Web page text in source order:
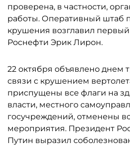
проверена, в частности,
работы. Оперативный штаб
крушения возглавил
Роснефти Эрик Лирон.
22 октября объявлено днем
связи с крушением
приспущены все флаги на
власти, местного
госучреждений, отменены
мероприятия. Президент
Путин выразил